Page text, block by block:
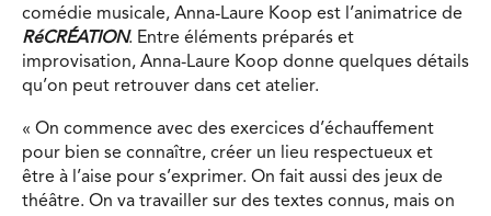
comédie musicale, Anna-Laure Koop est l’animatrice de
RéCRÉATION. Entre éléments préparés et
improvisation, Anna-Laure Koop donne quelques détails
qu’on peut retrouver dans cet atelier.
« On commence avec des exercices d’échauffement
pour bien se connaître, créer un lieu respectueux et
être à l’aise pour s’exprimer. On fait aussi des jeux de
théâtre. On va travailler sur des textes connus, mais on